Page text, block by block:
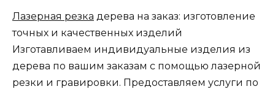
Лазерная резка дерева на заказ: изготовление
точных и качественных изделий
Изготавливаем индивидуальные изделия из
дерева по вашим заказам с помощью лазерной
резки и гравировки. Предоставляем услуги по